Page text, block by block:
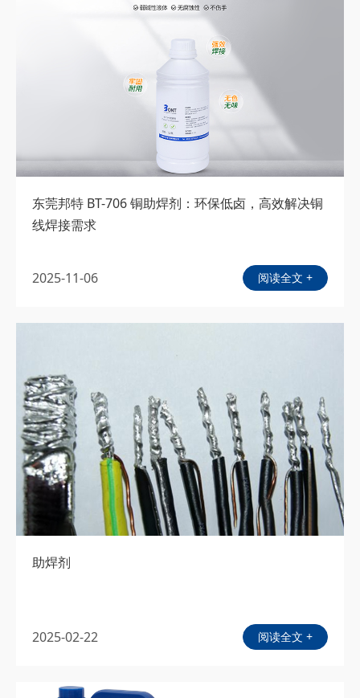
东莞邦特 BT-706 铜助焊剂：环保低卤，高效解决铜
线焊接需求
2025-11-06 阅读全文 +
助焊剂
2025-02-22 阅读全文 +